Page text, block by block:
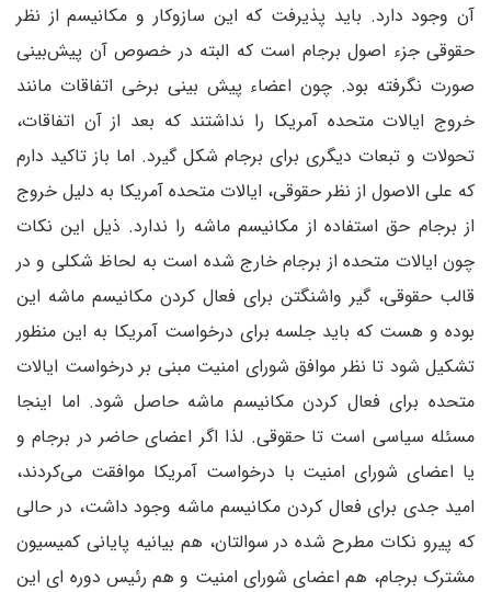
آن وجود دارد. باید پذیرفت که این سازوکار و مکانیسم از نظر
حقوقی جزء اصول برجام است که البته در خصوص آن پیش‌بینی
صورت نگرفته بود. چون اعضاء پیش بینی برخی اتفاقات مانند
خروج ایالات متحده آمریکا را نداشتند که بعد از آن اتفاقات،
تحولات و تبعات دیگری برای برجام شکل گیرد. اما باز تاکید دارم
که علی الاصول از نظر حقوقی، ایالات متحده آمریکا به دلیل خروج
از برجام حق استفاده از مکانیسم ماشه را ندارد. ذیل این نکات
چون ایالات متحده از برجام خارج شده است به لحاظ شکلی و در
قالب حقوقی، گیر واشنگتن برای فعال کردن مکانیسم ماشه این
بوده و هست که باید جلسه برای درخواست آمریکا به این منظور
تشکیل شود تا نظر موافق شورای امنیت مبنی بر درخواست ایالات
متحده برای فعال کردن مکانیسم ماشه حاصل شود. اما اینجا
مسئله سیاسی است تا حقوقی. لذا اگر اعضای حاضر در برجام و
یا اعضای شورای امنیت با درخواست آمریکا موافقت می‌کردند،
امید جدی برای فعال کردن مکانیسم ماشه وجود داشت، در حالی
که پیرو نکات مطرح شده در سوالتان، هم بیانیه پایانی کمیسیون
مشترک برجام، هم اعضای شورای امنیت و هم رئیس دوره ای این